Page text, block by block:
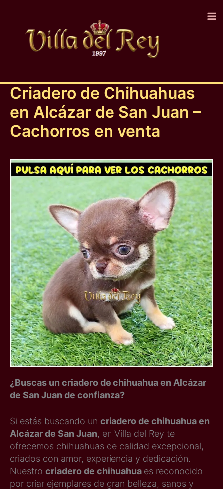
contenido
Criadero de Chihuahuas
en Alcázar de San Juan –
Cachorros en venta
¿Buscas un criadero de chihuahua en Alcázar
de San Juan de confianza?
Si estás buscando un criadero de chihuahua en
Alcázar de San Juan, en Villa del Rey te
ofrecemos chihuahuas de calidad excepcional,
criados con amor, experiencia y dedicación.
Nuestro criadero de chihuahua es reconocido
por criar ejemplares de gran belleza, sanos y